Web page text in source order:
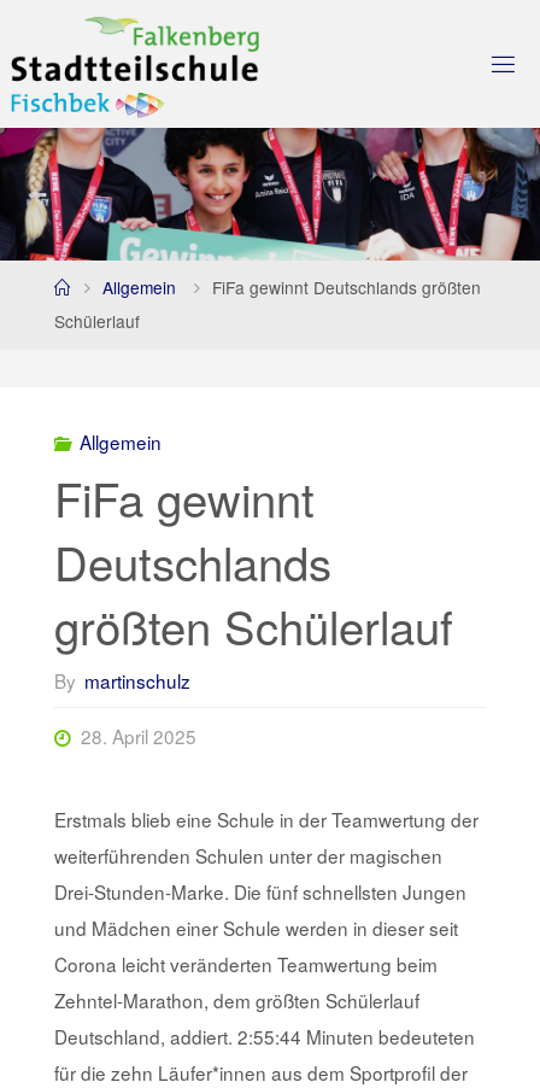
to
content
HomeAllgemein
FiFa gewinnt Deutschlands größten
Schülerlauf
Allgemein
FiFa gewinnt
Deutschlands
größten Schülerlauf
By martinschulz
28. April 2025
Erstmals blieb eine Schule in der Teamwertung der
weiterführenden Schulen unter der magischen
Drei-Stunden-Marke. Die fünf schnellsten Jungen
und Mädchen einer Schule werden in dieser seit
Corona leicht veränderten Teamwertung beim
Zehntel-Marathon, dem größten Schülerlauf
Deutschland, addiert. 2:55:44 Minuten bedeuteten
für die zehn Läufer*innen aus dem Sportprofil der